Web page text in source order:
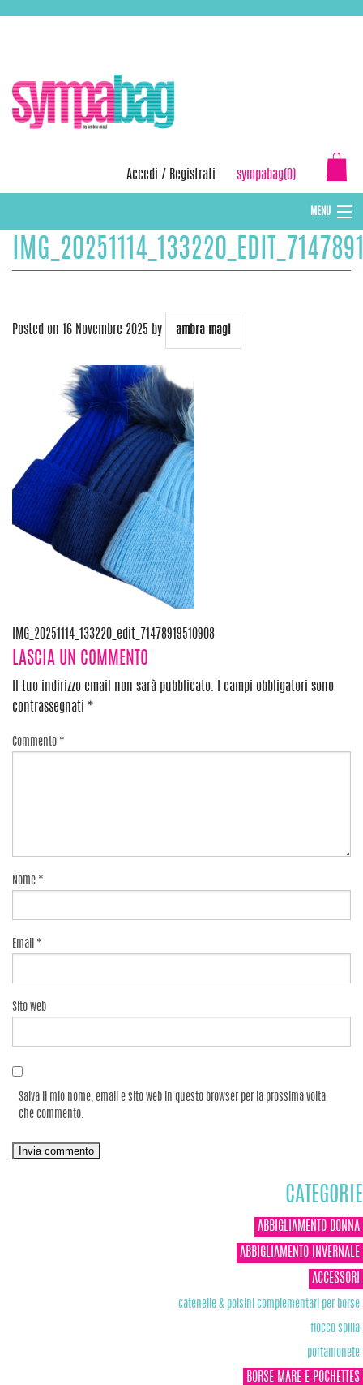
Accedi / Registrati sympabag(0)
MENU
CAPPELLI INVERNALI DONNA
Posted on 16 Novembre 2025 by ambra magi
Navigazione
articoli
IMG_20251114_133220_edit_71478919510908
LASCIA UN COMMENTO
Il tuo indirizzo email non sarà pubblicato.
I campi obbligatori sono
contrassegnati *
Commento *
Nome *
Email *
Sito web
Salva il mio nome, email e sito web in questo browser per la prossima volta
che commento.
CATEGORIE
ABBIGLIAMENTO DONNA
ABBIGLIAMENTO INVERNALE
ACCESSORI
catenelle & polsini complementari per borse
fiocco spilla
portamonete
BORSE MARE E POCHETTES